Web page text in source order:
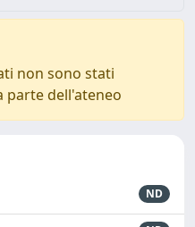
non sono stati
parte dell'ateneo
ND